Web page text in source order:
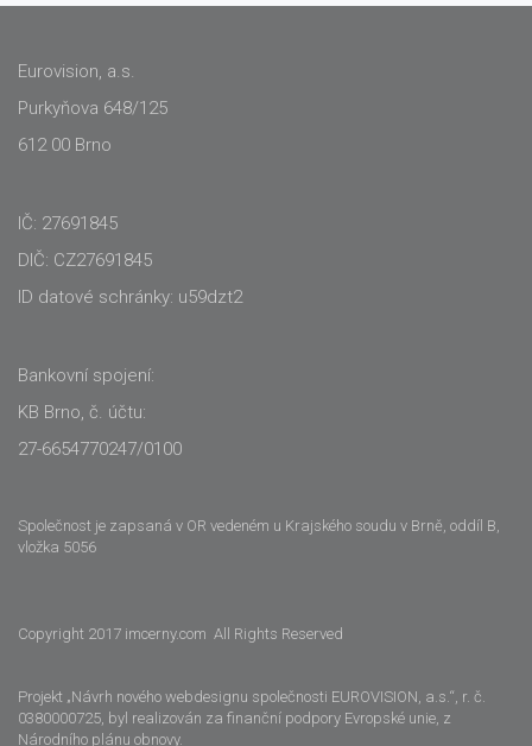
Eurovision, a.s.
Purkyňova 648/125
612 00 Brno
IČ: 27691845
DIČ: CZ27691845
ID datové schránky: u59dzt2
Bankovní spojení:
KB Brno, č. účtu:
27-6654770247/0100
Společnost je zapsaná v OR vedeném u Krajského soudu v Brně, oddíl B,
vložka 5056
Copyright 2017 imcerny.com All Rights Reserved
Projekt „Návrh nového webdesignu společnosti EUROVISION, a.s.“, r. č.
0380000725, byl realizován za finanční podpory Evropské unie, z
Národního plánu obnovy.